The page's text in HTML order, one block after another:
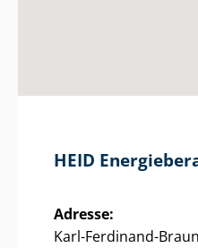
HEID
Adresse:
Karl-Ferdinand-